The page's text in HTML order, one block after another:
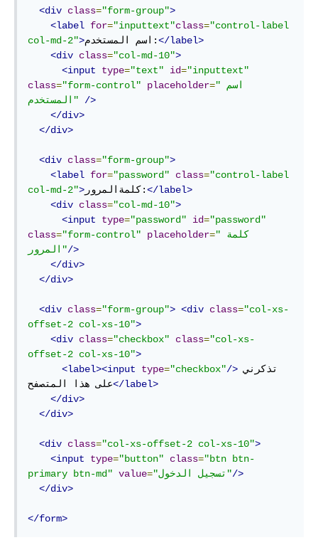
<div class="form-group">
<label for="inputtext"class="control-label
col-md-2"> اسم المستخدم:</label>
<div class="col-md-10">
<input
type="text" id="inputtext"
class="form-control" placeholder="اسم
المستخدم"
/>
</div>
</div>
<div class="form-group">
<label for="password" class="control-label
col-md-2"> كلمةالمرور:</label>
<div class="col-md-10">
<input
type="password" id="password"
class="form-control" placeholder="كلمة
المرور"/>
</div>
</div>
<div class="form-group"> <div class="col-xs-
offset-2 col-xs-10">
<div class="checkbox" class="col-xs-
offset-2 col-xs-10">
<label><input
type="checkbox"/> تذكرني
على هذا المتصفح</label>
</div>
</div>
<div class="col-xs-offset-2 col-xs-10">
<input
type="button" class="btn btn-
primary btn-md" value= "تسجيل الدخول"/>
</div>
</form>